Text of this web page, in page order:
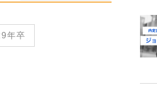
年卒